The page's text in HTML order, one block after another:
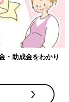
・助成金をわかり